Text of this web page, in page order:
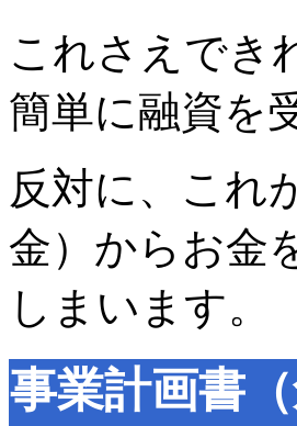
これさえでき
簡単に融資を
反対に、これ
金）からお金
しまいます。
事業計画書